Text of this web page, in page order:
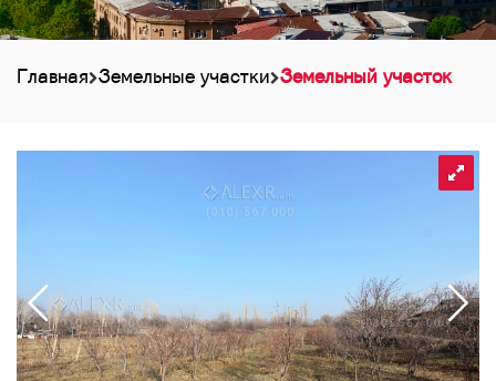
Главная Земельные участки Земельный участок